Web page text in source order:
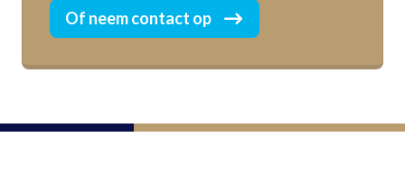
Of neem contact op